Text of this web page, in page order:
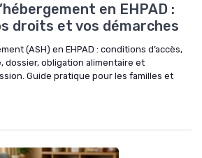
en EHPAD :
droits et vos démarches
(ASH) en EHPAD : conditions d’accès,
dossier, obligation alimentaire et
Guide pratique pour les familles et